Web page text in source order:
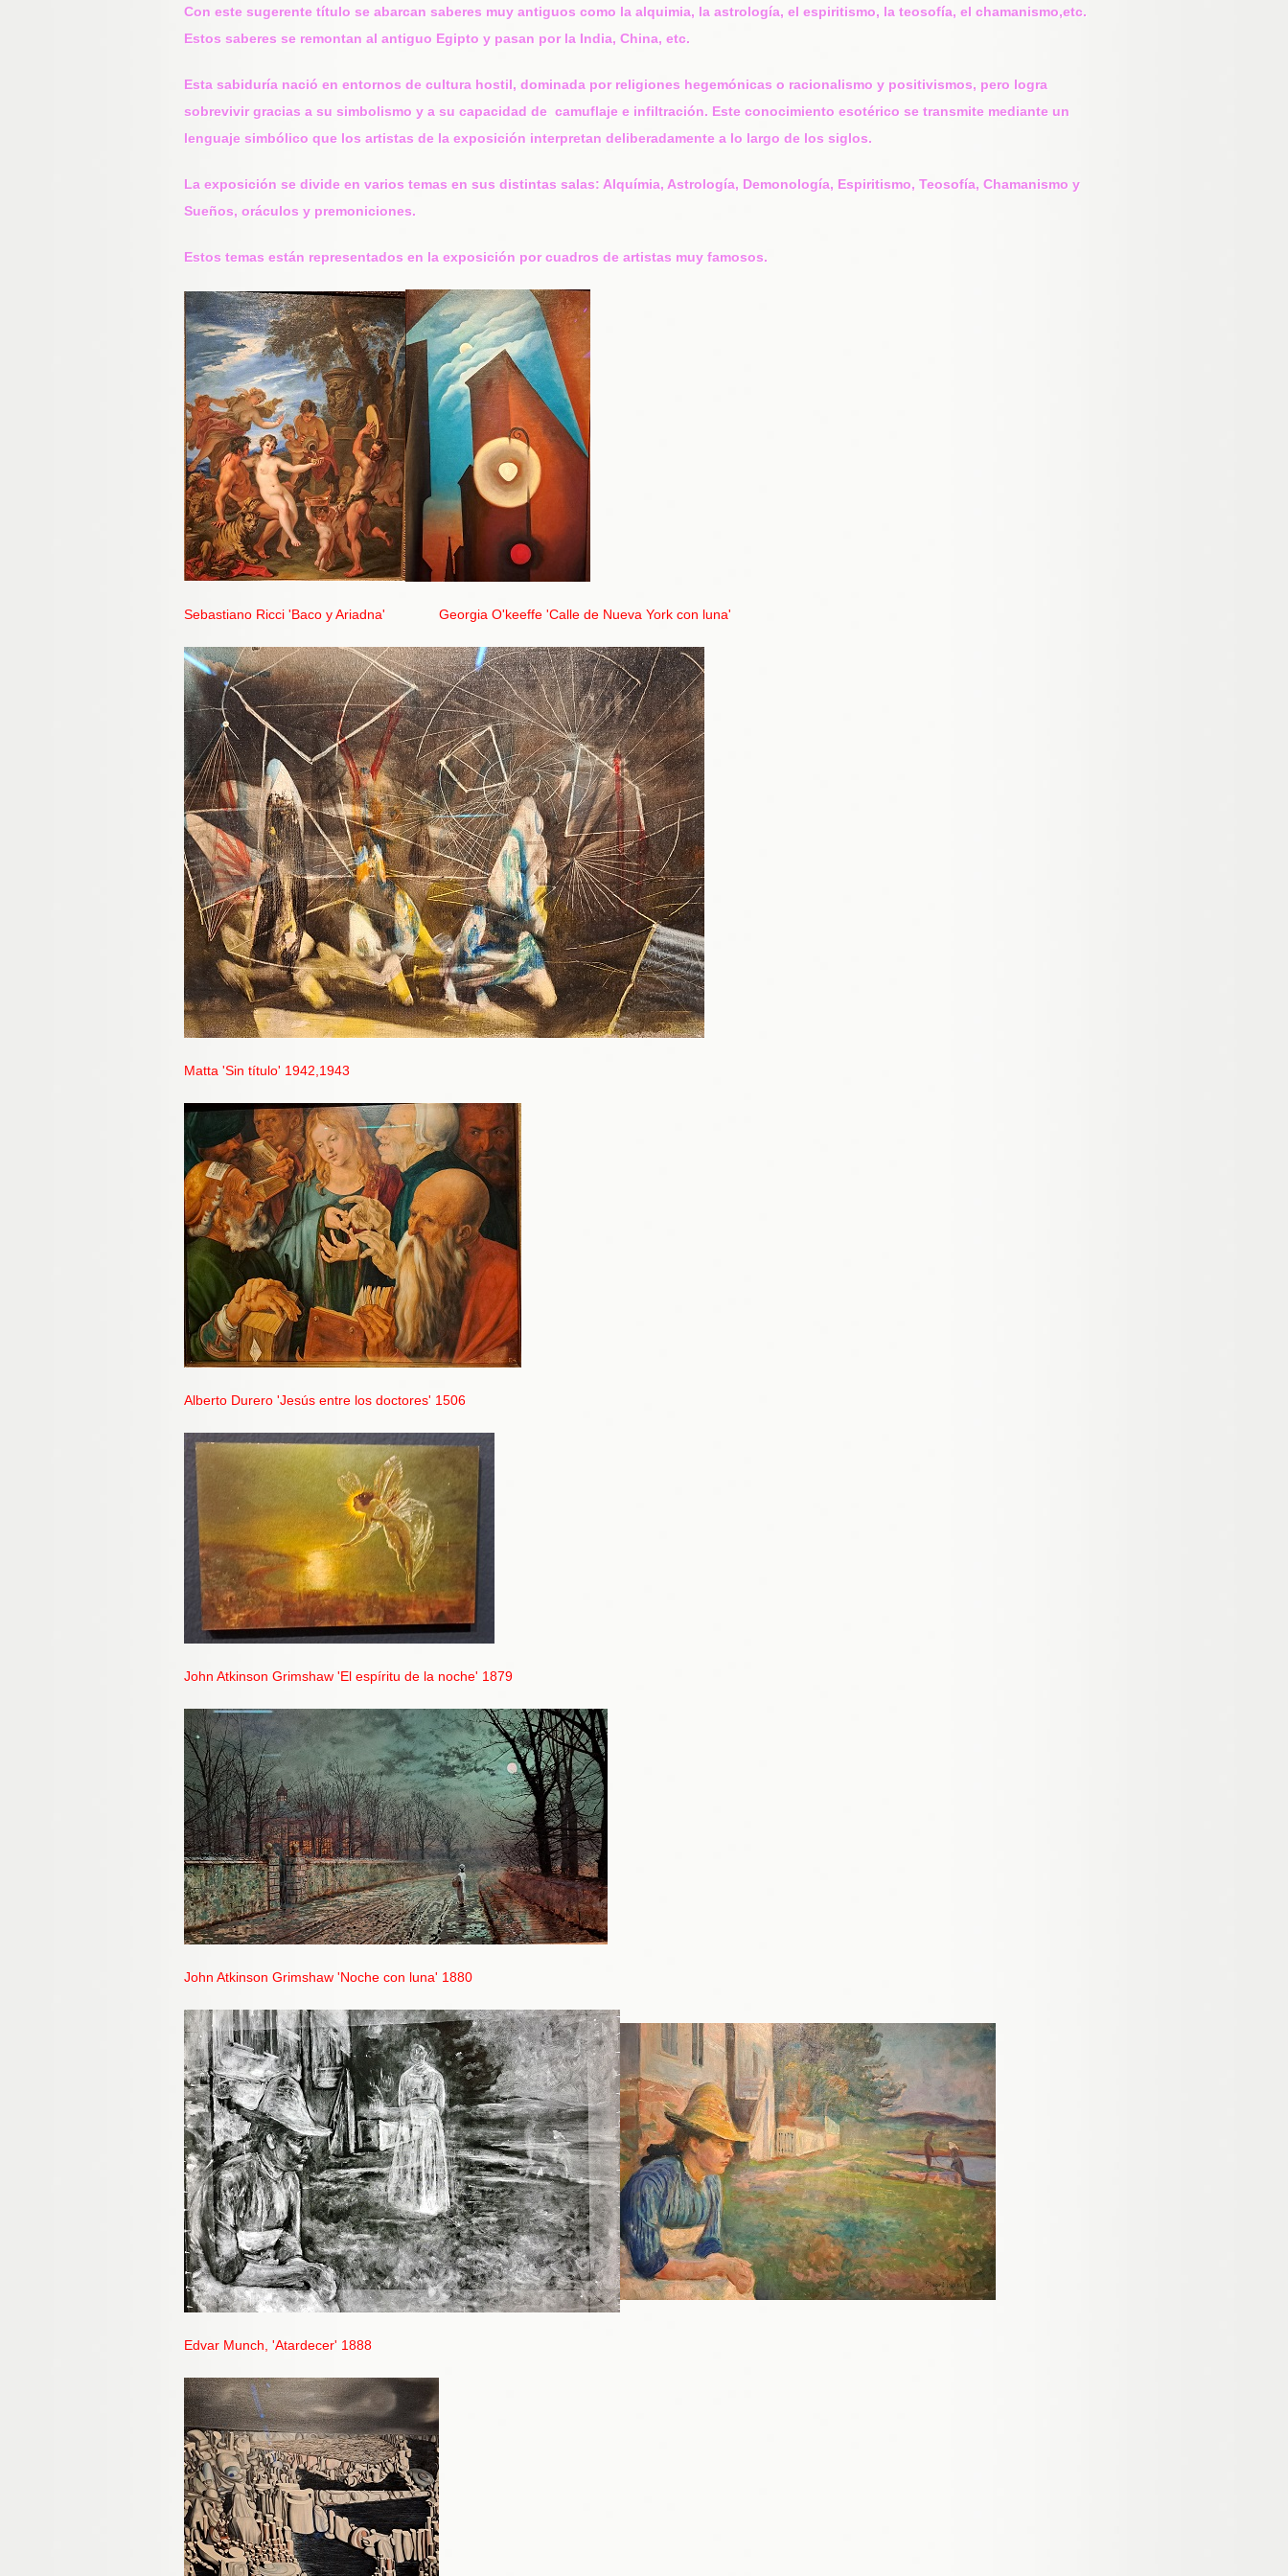
Con este sugerente título se abarcan saberes muy antiguos como la alquimia, la astrología, el espiritismo, la teosofía, el chamanismo,etc.
Estos saberes se remontan al antiguo Egipto y pasan por la India, China, etc.
Esta sabiduría nació en entornos de cultura hostil, dominada por religiones hegemónicas o racionalismo y positivismos, pero logra
sobrevivir gracias a su simbolismo y a su capacidad de camuflaje e infiltración. Este conocimiento esotérico se transmite mediante un
lenguaje simbólico que los artistas de la exposición interpretan deliberadamente a lo largo de los siglos.
La exposición se divide en varios temas en sus distintas salas: Alquímia, Astrología, Demonología, Espiritismo, Teosofía, Chamanismo y
Sueños, oráculos y premoniciones.
Estos temas están representados en la exposición por cuadros de artistas muy famosos.
Sebastiano Ricci 'Baco y Ariadna' Georgia O'keeffe 'Calle de Nueva York con luna'
Matta 'Sin título' 1942,1943
Alberto Durero 'Jesús entre los doctores' 1506
John Atkinson Grimshaw 'El espíritu de la noche' 1879
John Atkinson Grimshaw 'Noche con luna' 1880
Edvar Munch, 'Atardecer' 1888